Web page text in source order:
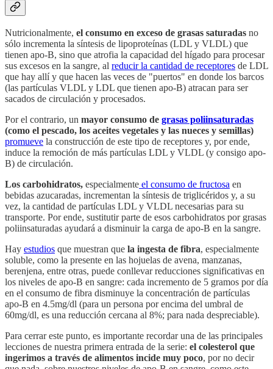
Nutricionalmente, el consumo en exceso de grasas saturadas no
sólo incrementa la síntesis de lipoproteínas (LDL y VLDL) que
tienen apo-B, sino que atrofia la capacidad del hígado para procesar
sus excesos en la sangre, al reducir la cantidad de receptores de LDL
que hay allí y que hacen las veces de "puertos" en donde los barcos
(las partículas VLDL y LDL que tienen apo-B) atracan para ser
sacados de circulación y procesados.
Por el contrario, un mayor consumo de grasas poliinsaturadas
(como el pescado, los aceites vegetales y las nueces y semillas)
promueve la construcción de este tipo de receptores y, por ende,
induce la remoción de más partículas LDL y VLDL (y consigo apo-
B) de circulación.
Los carbohidratos, especialmente el consumo de fructosa en
bebidas azucaradas, incrementan la síntesis de triglicéridos y, a su
vez, la cantidad de partículas LDL y VLDL necesarias para su
transporte. Por ende, sustitutir parte de esos carbohidratos por grasas
poliinsaturadas ayudará a disminuir la carga de apo-B en la sangre.
Hay estudios que muestran que la ingesta de fibra, especialmente
soluble, como la presente en las hojuelas de avena, manzanas,
berenjena, entre otras, puede conllevar reducciones significativas en
los niveles de apo-B en sangre: cada incremento de 5 gramos por día
en el consumo de fibra disminuye la concentración de partículas
apo-B en 4.5mg/dl (para un persona por encima del umbral de
60mg/dl, es una reducción cercana al 8%; para nada despreciable).
Para cerrar este punto, es importante recordar una de las principales
lecciones de nuestra primera entrada de la serie: el colesterol que
ingerimos a través de alimentos incide muy poco, por no decir